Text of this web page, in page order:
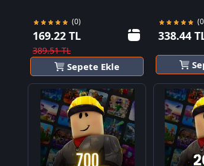
(0)
169.22 TL
389.51 TL
Sepete Ekle
338.44